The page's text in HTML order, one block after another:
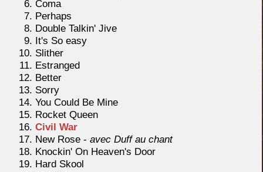
Coma
Perhaps
Double Talkin' Jive
It's So easy
Slither
Estranged
Better
Sorry
You Could Be Mine
Rocket Queen
Civil War
New Rose - avec Duff au chant
Knockin' On Heaven's Door
Hard Skool